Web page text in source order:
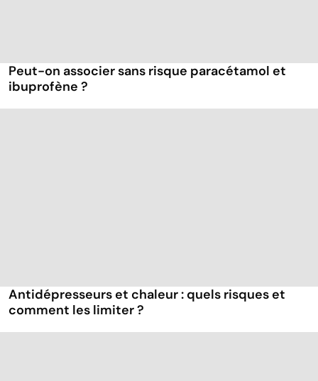
Peut-on associer sans risque paracétamol et
ibuprofène ?
Antidépresseurs et chaleur : quels risques et
comment les limiter ?